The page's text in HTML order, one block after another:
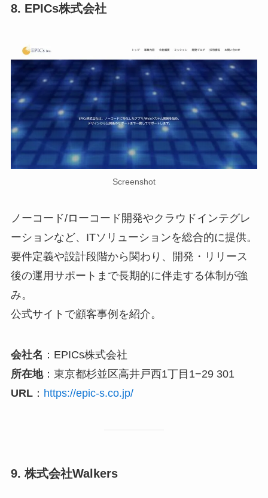
8. EPICs株式会社
Screenshot
ノーコード/ローコード開発やクラウドインテグレ
ーションなど、ITソリューションを総合的に提供。
要件定義や設計段階から関わり、開発・リリース
後の運用サポートまで長期的に伴走する体制が強
み。
公式サイトで顧客事例を紹介。
会社名 ：EPICs株式会社
所在地：東京都杉並区高井戸西1丁目1−29 301
URL： https://epic-s.co.jp/
9. 株式会社Walkers